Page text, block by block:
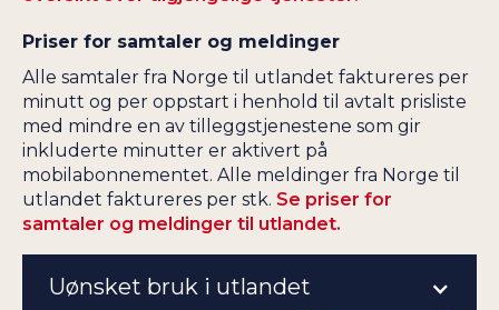
Priser for samtaler og meldinger
Alle samtaler fra Norge til utlandet faktureres per
minutt og per oppstart i henhold til avtalt prisliste
med mindre en av tilleggstjenestene som gir
inkluderte minutter er aktivert på
mobilabonnementet. Alle meldinger fra Norge til
utlandet faktureres per stk. Se priser for
samtaler og meldinger til utlandet.
Uønsket bruk i utlandet